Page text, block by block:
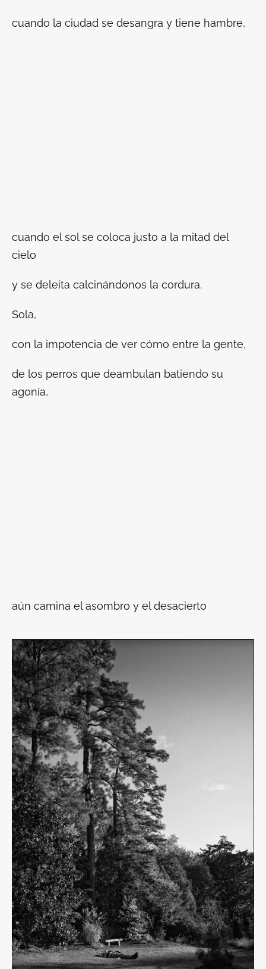
cuando la ciudad se desangra y tiene hambre,
cuando el sol se coloca justo a la mitad del
cielo
y se deleita calcinándonos la cordura.
Sola,
con la impotencia de ver cómo entre la gente,
de los perros que deambulan batiendo su
agonía,
aún camina el asombro y el desacierto